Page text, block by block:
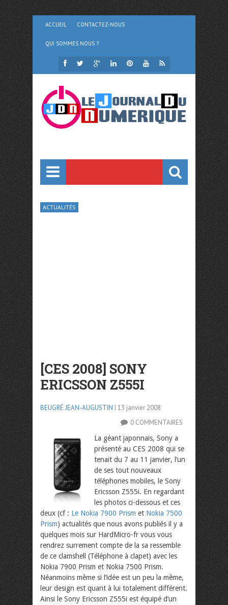
ACCUEIL CONTACTEZ-NOUS
QUI SOMMES NOUS ?
ACTUALITÉS
[CES 2008] SONY
ERICSSON Z555I
BEUGRÉ JEAN-AUGUSTIN | 13 janvier 2008
0 COMMENTAIRES
La géant japonnais, Sony a
présenté au CES 2008 qui se
tenait du 7 au 11 janvier, l’un
de ses tout nouveaux
téléphones mobiles, le Sony
Ericsson Z555i. En regardant
les photos ci-dessous et ces
deux (cf : Le Nokia 7900 Prism et Nokia 7500
Prism) actualités que nous avons publiés il y a
quelques mois sur HardMicro-fr vous vous
rendrez surrement compte de la sa ressemble
de ce clamshell (Téléphone à clapet) avec les
Nokia 7900 Prism et Nokia 7500 Prism.
Néanmoins même si l’idée est un peu la même,
leur design est quant à lui totalement différent.
Ainsi le Sony Ericsson Z555i est équipé d’un